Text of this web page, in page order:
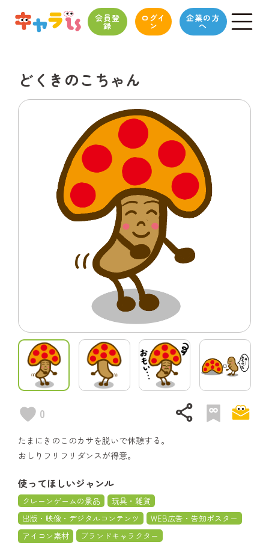
会員登
録
ログイ
ン
企業の方
へ
どくきのこちゃん
0 share
たまにきのこのカサを脱いで休憩する。
おしりフリフリダンスが得意。
使ってほしいジャンル
クレーンゲームの景品
玩具・雑貨
出版・映像・デジタルコンテンツ
WEB広告・告知ポスター
アイコン素材
ブランドキャラクター